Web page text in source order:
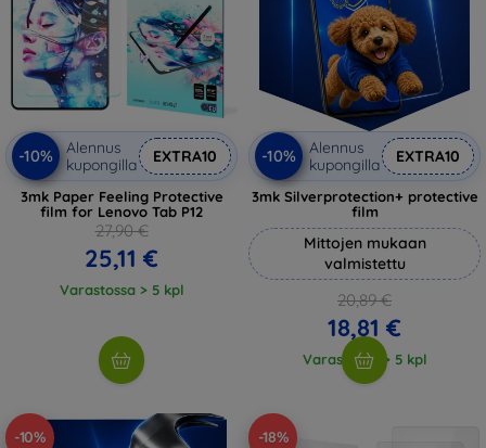
-10%
Alennus
kupongilla
EXTRA10
3mk Paper Feeling Protective
film for Lenovo Tab P12
27,90 €
25,11 €
Varastossa > 5 kpl
-10%
Alennus
kupongilla
EXTRA10
3mk Silverprotection+ protective
film
Mittojen mukaan
valmistettu
20,89 €
18,81 €
Varastossa > 5 kpl
-10% -18%